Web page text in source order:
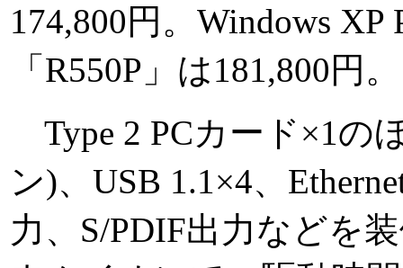
174,800円。Windows XP
「R550P」は181,800円。
Type 2 PCカード×1の
ン)、USB 1.1×4、
力、S/PDIF出力などを